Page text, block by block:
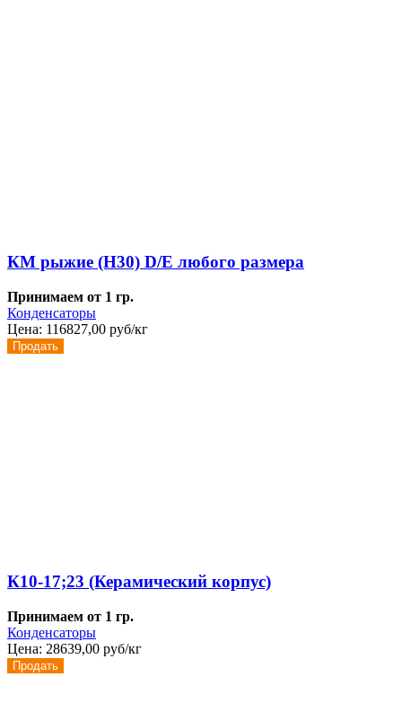
КМ рыжие (Н30) D/E любого размера
Принимаем от 1 гр.
Конденсаторы
Цена: 116827,00 руб/кг
Продать
К10-17;23 (Керамический корпус)
Принимаем от 1 гр.
Конденсаторы
Цена: 28639,00 руб/кг
Продать